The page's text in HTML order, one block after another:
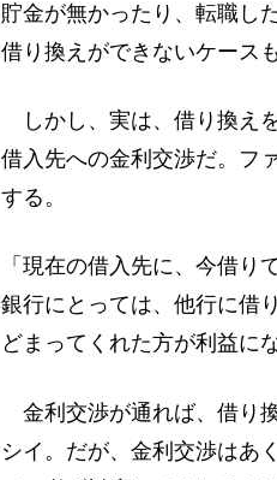
貯金が無かったり、転職し
借り換えができないケース
しかし、実は、借り換え
借入先への金利交渉だ。フ
する。
「現在の借入先に、今借り
銀行にとっては、他行に借
どまってくれた方が利益に
金利交渉が通れば、借り
シイ。だが、金利交渉はあ